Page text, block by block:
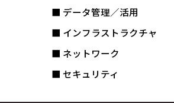
■ データ管理／活用
■ インフラストラクチャ
■ ネットワーク
■ セキュリティ